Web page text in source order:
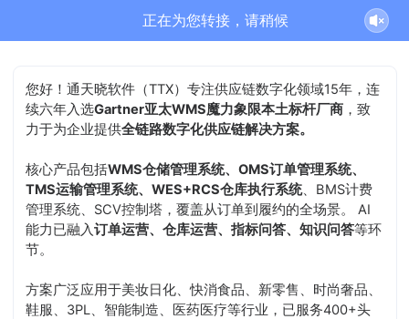
正在为您转接，请稍候
您好！通天晓软件（TTX）专注供应链数字化领域15年，连
续六年入选Gartner亚太WMS魔力象限本土标杆厂商 ，致
力于为企业提供全链路数字化供应链解决方案。
核心产品包括WMS仓储管理系统、OMS订单管理系统、
TMS运输管理系统、WES+RCS仓库执行系统、BMS计费
管理系统、SCV控制塔，覆盖从订单到履约的全场景。 AI
能力已融入订单运营、仓库运营、指标问答、知识问答等环
节。
方案广泛应用于美妆日化、快消食品、新零售、时尚奢品、
鞋服、3PL、智能制造、医药医疗等行业，已服务400+头